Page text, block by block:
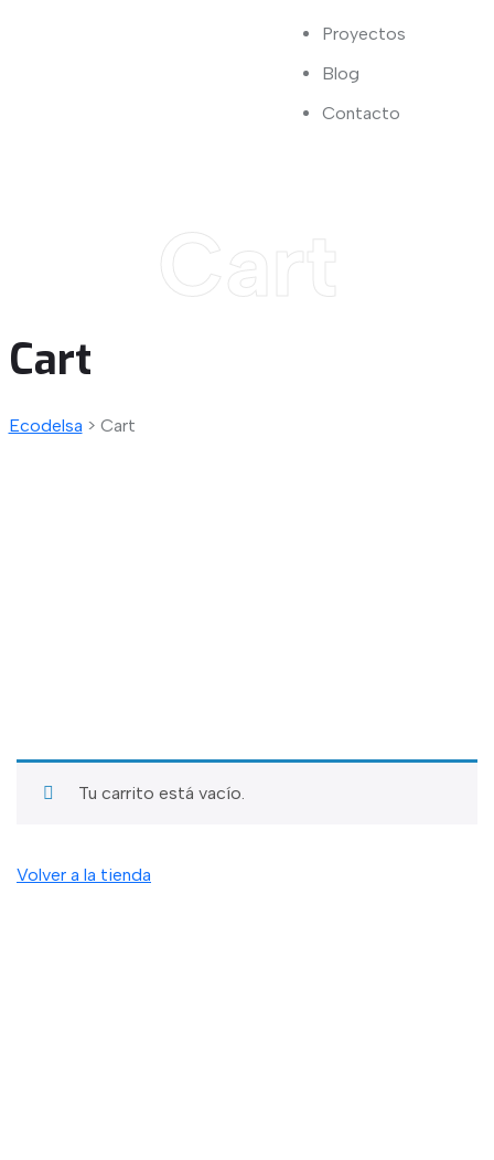
Proyectos
Blog
Contacto
Cart
Cart
Ecodelsa > Cart
Tu carrito está vacío.
Volver a la tienda